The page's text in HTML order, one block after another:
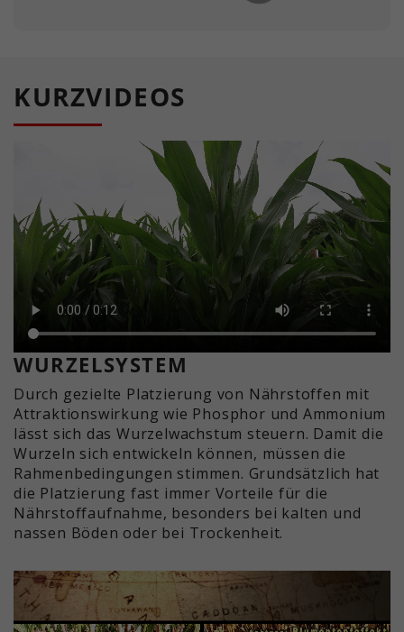
KURZVIDEOS
WURZELSYSTEM
Durch gezielte Platzierung von Nährstoffen mit
Attraktionswirkung wie Phosphor und Ammonium
lässt sich das Wurzelwachstum steuern. Damit die
Wurzeln sich entwickeln können, müssen die
Rahmenbedingungen stimmen. Grundsätzlich hat
die Platzierung fast immer Vorteile für die
Nährstoffaufnahme, besonders bei kalten und
nassen Böden oder bei Trockenheit.